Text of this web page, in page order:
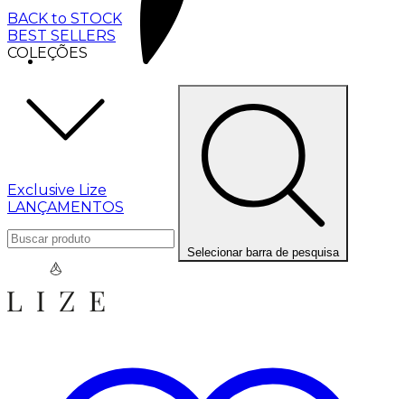
BACK to STOCK
BEST SELLERS
COLEÇÕES
Exclusive Lize
LANÇAMENTOS
Selecionar barra de pesquisa